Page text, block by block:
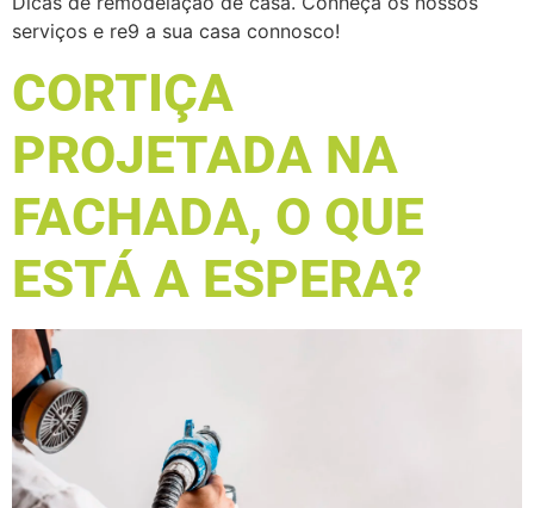
serviços e re9 a sua casa connosco!
CORTIÇA
PROJETADA NA
FACHADA, O QUE
ESTÁ A ESPERA?